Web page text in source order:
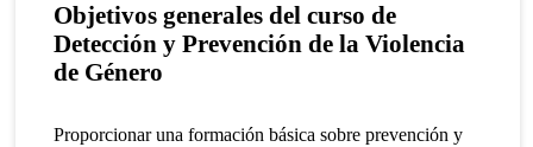
Objetivos generales delcurso de
Detección y Prevención de la Violencia
de Género
Proporcionar una formación básica sobre prevención y